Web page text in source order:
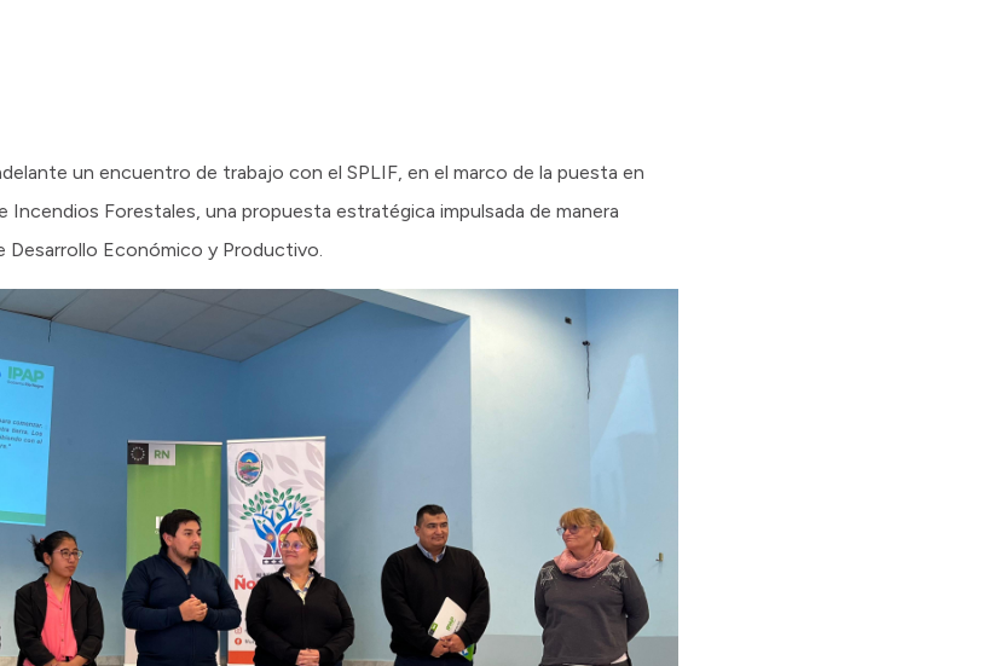
un encuentro de trabajo con el SPLIF, en el marco de la puesta en
Incendios Forestales, una propuesta estratégica impulsada de manera
Desarrollo Económico y Productivo.